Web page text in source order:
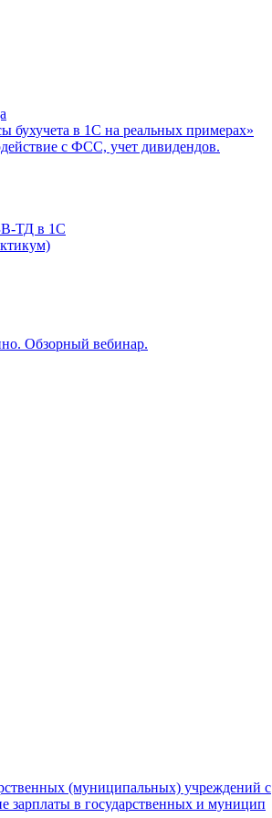
бухучета в 1С на реальных примерах»
с ФСС, учет дивидендов.
ТД в 1С
Обзорный вебинар.
(муниципальных) учреждений с
зарплаты в государственных и муницип